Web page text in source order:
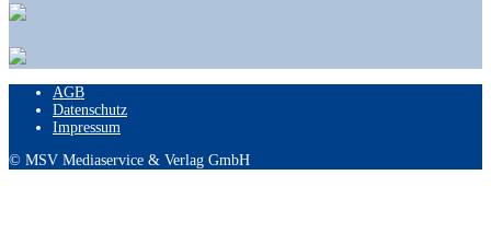
AGB
Datenschutz
Impressum
© MSV Mediaservice & Verlag GmbH